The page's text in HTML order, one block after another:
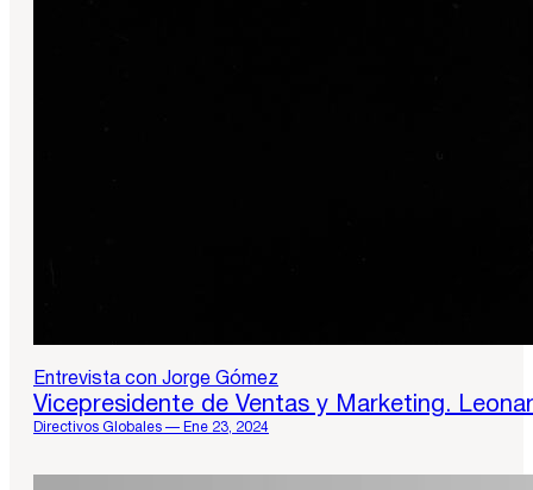
Entrevista con Jorge Gómez
Vicepresidente de Ventas y Marketing.
Directivos Globales — Ene 23, 2024